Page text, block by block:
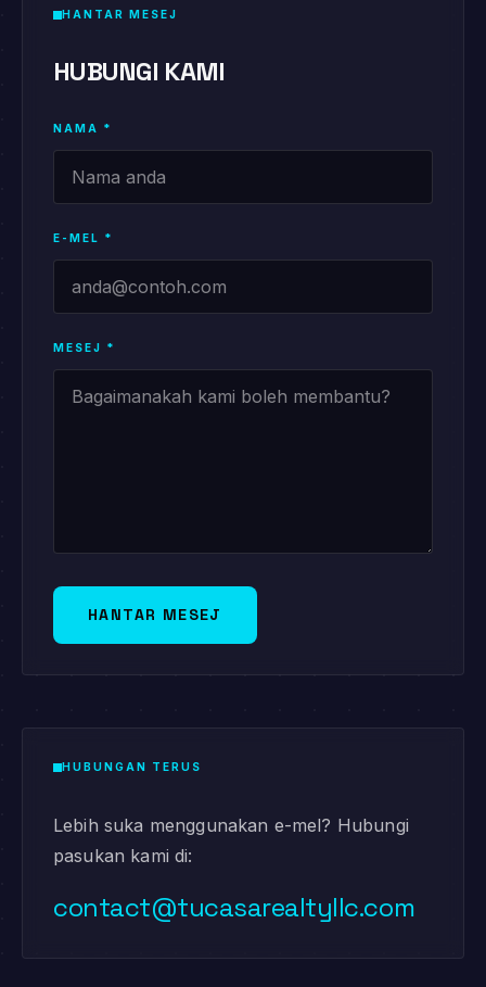
HANTAR MESEJ
HUBUNGI KAMI
NAMA *
E-MEL *
MESEJ *
HANTAR MESEJ
HUBUNGAN TERUS
Lebih suka menggunakan e-mel? Hubungi
pasukan kami di:
contact@tucasarealtyllc.com